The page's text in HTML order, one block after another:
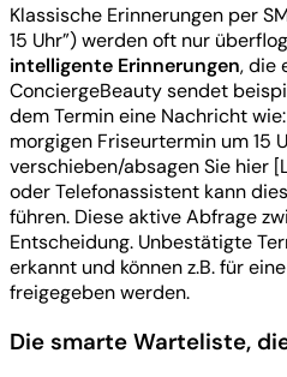
Klassische Erinnerungen per
15 Uhr”) werden oft nur
intelligente Erinnerungen, die
ConciergeBeauty sendet
dem Termin eine Nachricht
morgigen Friseurtermin um 15
verschieben/absagen Sie hier
oder Telefonassistent kann
führen. Diese aktive Abfrage
Entscheidung. Unbestätigte
erkannt und können z.B. für
freigegeben werden.
Die smarte Warteliste,